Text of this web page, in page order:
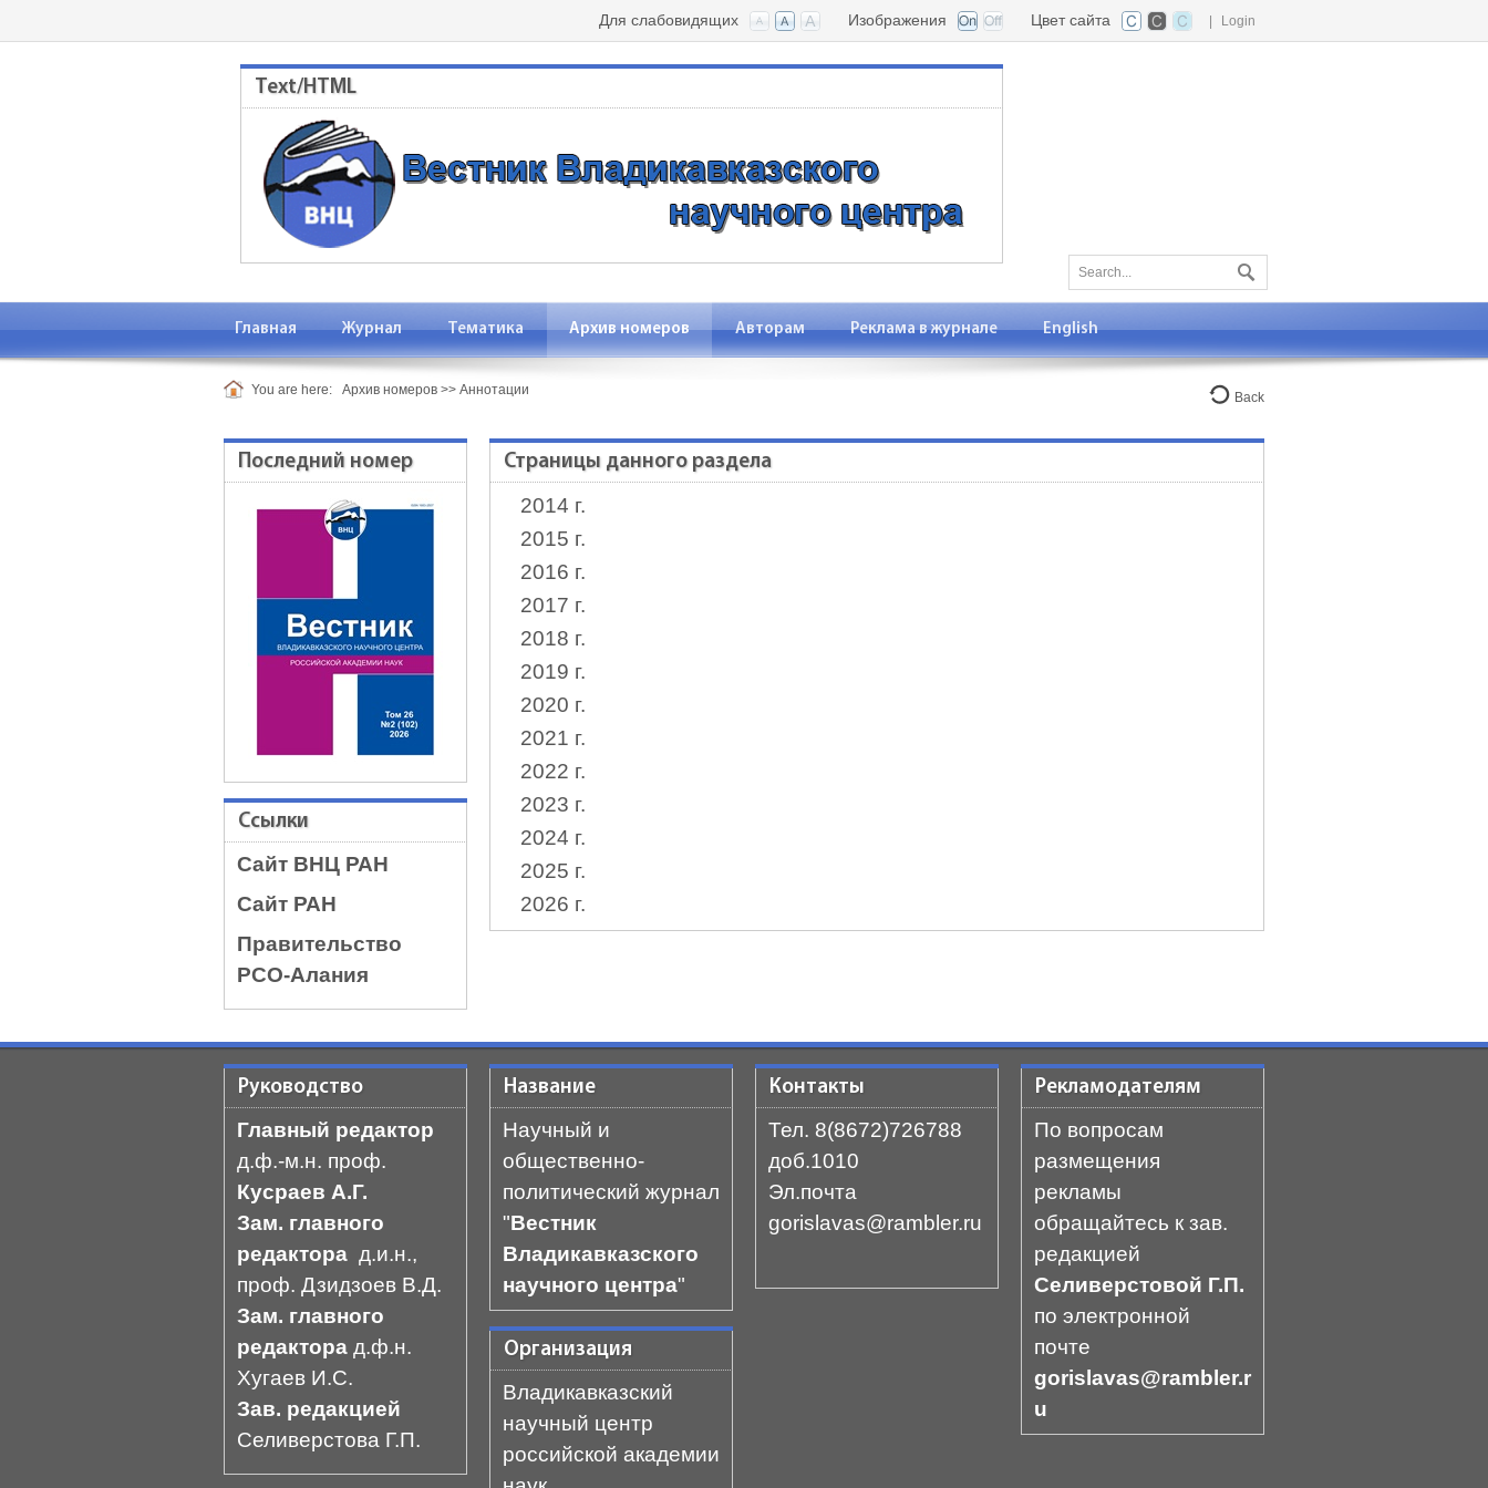
Login
Цвет сайта
Изображения
Для слабовидящих
Text/HTML
Главная Журнал Тематика Архив номеров Авторам Реклама в журнале English
You are here: Архив номеров >> Аннотации Back
Последний номер
Ссылки
Сайт ВНЦ РАН
Сайт РАН
Правительство
РСО-Алания
Страницы данного раздела
2014 г.
2015 г.
2016 г.
2017 г.
2018 г.
2019 г.
2020 г.
2021 г.
2022 г.
2023 г.
2024 г.
2025 г.
2026 г.
Руководство
Главный редактор
д.ф.-м.н. проф.
Кусраев А.Г.
Зам. главного
редактора д.и.н.,
проф. Дзидзоев В.Д.
Зам. главного
редактора д.ф.н.
Хугаев И.С.
Зав. редакцией
Селиверстова Г.П.
Название
Научный и
общественно-
политический журнал
"Вестник
Владикавказского
научного центра"
Организация
Владикавказский
научный центр
российской академии
Контакты
Тел. 8(8672)726788
доб.1010
Эл.почта
gorislavas@rambler.ru
Рекламодателям
По вопросам
размещения
рекламы
обращайтесь к зав.
редакцией
Селиверстовой Г.П.
по электронной
почте
gorislavas@rambler.r
u